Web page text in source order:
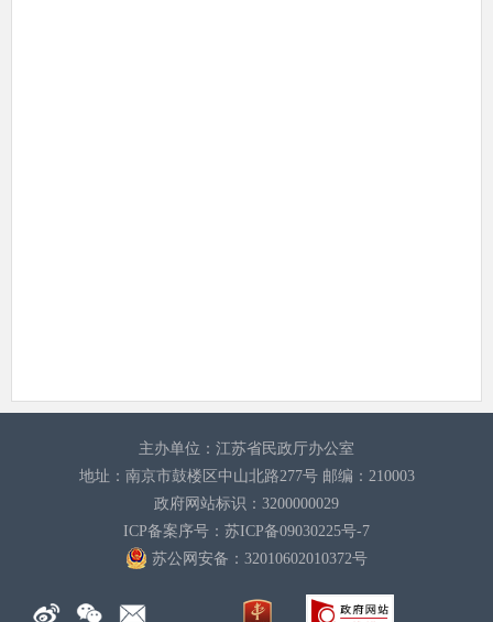
主办单位：江苏省民政厅办公室
地址：南京市鼓楼区中山北路277号 邮编：210003
政府网站标识：3200000029
ICP备案序号：苏ICP备09030225号-7
苏公网安备：32010602010372号